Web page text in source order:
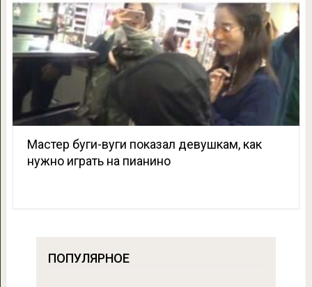
Мастер буги-вуги показал девушкам, как
нужно играть на пианино
ПОПУЛЯРНОЕ